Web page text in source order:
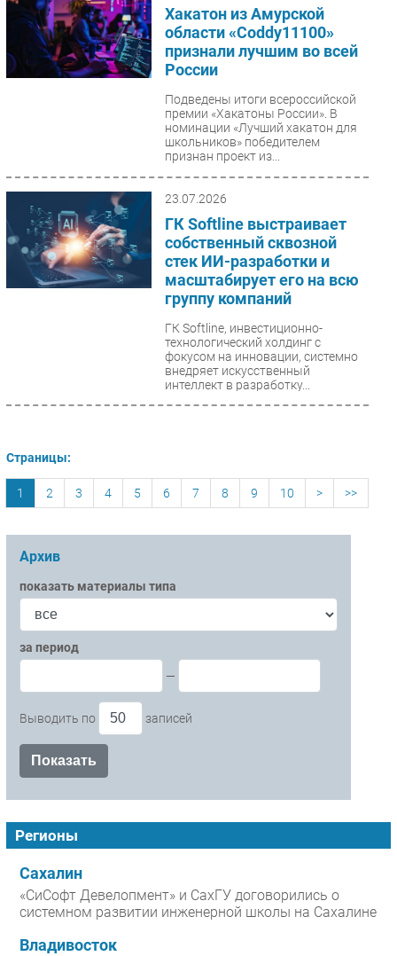
Хакатон из Амурской
области «Coddy11100»
признали лучшим во всей
России
Подведены итоги всероссийской
премии «Хакатоны России». В
номинации «Лучший хакатон для
школьников» победителем
признан проект из...
23.07.2026
ГК Softline выстраивает
собственный сквозной
стек ИИ-разработки и
масштабирует его на всю
группу компаний
ГК Softline, инвестиционно-
технологический холдинг с
фокусом на инновации, системно
внедряет искусственный
интеллект в разработку...
Страницы:
1 2 3 4 5 6 7 8 9 10 > >>
Архив
показать материалы типа
за период
—
Выводить по записей
Регионы
Сахалин
«СиСофт Девелопмент» и СахГУ договорились о
системном развитии инженерной школы на Сахалине
Владивосток